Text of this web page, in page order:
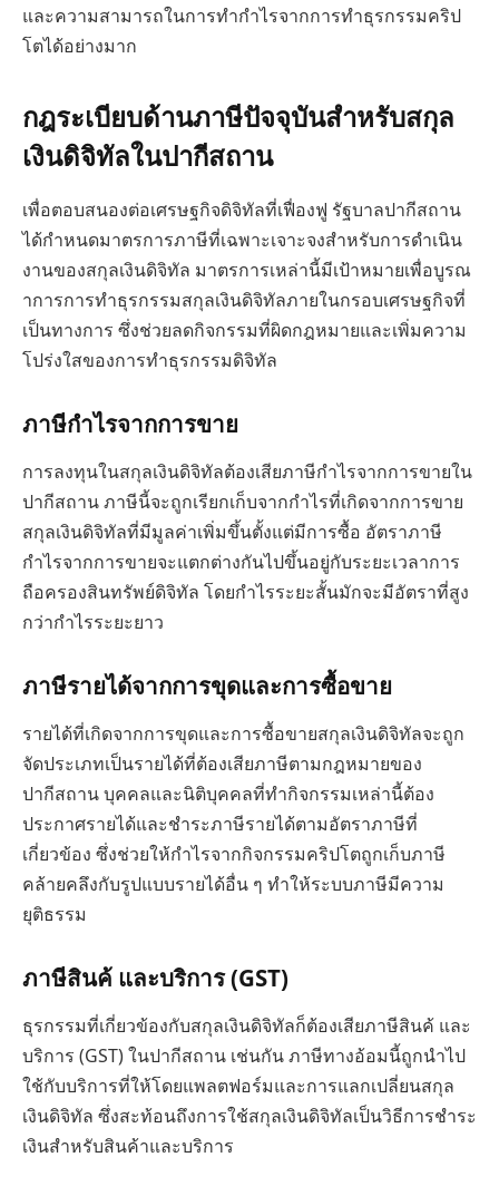
และความสามารถในการทำกำไรจากการทำธุรกรรมคริป
โตได้อย่างมาก
กฎระเบียบด้านภาษีปัจจุบันสำหรับสกุล
เงินดิจิทัลในปากีสถาน
เพื่อตอบสนองต่อเศรษฐกิจดิจิทัลที่เฟื่องฟู รัฐบาลปากีสถาน
ได้กำหนดมาตรการภาษีที่เฉพาะเจาะจงสำหรับการดำเนิน
งานของสกุลเงินดิจิทัล มาตรการเหล่านี้มีเป้าหมายเพื่อบูรณ
าการการทำธุรกรรมสกุลเงินดิจิทัลภายในกรอบเศรษฐกิจที่
เป็นทางการ ซึ่งช่วยลดกิจกรรมที่ผิดกฎหมายและเพิ่มความ
โปร่งใสของการทำธุรกรรมดิจิทัล
ภาษีกำไรจากการขาย
การลงทุนในสกุลเงินดิจิทัลต้องเสียภาษีกำไรจากการขายใน
ปากีสถาน ภาษีนี้จะถูกเรียกเก็บจากกำไรที่เกิดจากการขาย
สกุลเงินดิจิทัลที่มีมูลค่าเพิ่มขึ้นตั้งแต่มีการซื้อ อัตราภาษี
กำไรจากการขายจะแตกต่างกันไปขึ้นอยู่กับระยะเวลาการ
ถือครองสินทรัพย์ดิจิทัล โดยกำไรระยะสั้นมักจะมีอัตราที่สูง
กว่ากำไรระยะยาว
ภาษีรายได้จากการขุดและการซื้อขาย
รายได้ที่เกิดจากการขุดและการซื้อขายสกุลเงินดิจิทัลจะถูก
จัดประเภทเป็นรายได้ที่ต้องเสียภาษีตามกฎหมายของ
ปากีสถาน บุคคลและนิติบุคคลที่ทำกิจกรรมเหล่านี้ต้อง
ประกาศรายได้และชำระภาษีรายได้ตามอัตราภาษีที่
เกี่ยวข้อง ซึ่งช่วยให้กำไรจากกิจกรรมคริปโตถูกเก็บภาษี
คล้ายคลึงกับรูปแบบรายได้อื่น ๆ ทำให้ระบบภาษีมีความ
ยุติธรรม
ภาษีสินค้ และบริการ (GST)
ธุรกรรมที่เกี่ยวข้องกับสกุลเงินดิจิทัลก็ต้องเสียภาษีสินค้ และ
บริการ (GST) ในปากีสถาน เช่นกัน ภาษีทางอ้อมนี้ถูกนำไป
ใช้กับบริการที่ให้โดยแพลตฟอร์มและการแลกเปลี่ยนสกุล
เงินดิจิทัล ซึ่งสะท้อนถึงการใช้สกุลเงินดิจิทัลเป็นวิธีการชำระ
เงินสำหรับสินค้าและบริการ